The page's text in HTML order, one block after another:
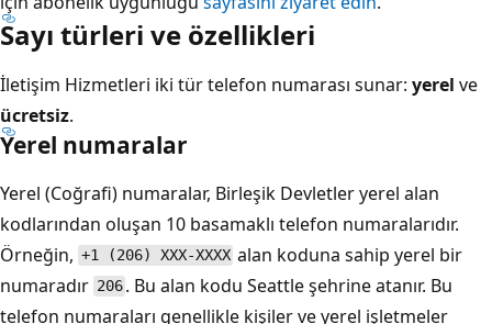
Sayı türleri ve özellikleri
İletişim Hizmetleri iki tür telefon numarası sunar: yerel ve
ücretsiz.
Yerel numaralar
Yerel (Coğrafi) numaralar, Birleşik Devletler yerel alan
kodlarından oluşan 10 basamaklı telefon numaralarıdır.
Örneğin, +1 (206) XXX-XXXX alan koduna sahip yerel bir
numaradır 206 . Bu alan kodu Seattle şehrine atanır. Bu
telefon numaraları genellikle kişiler ve yerel işletmeler